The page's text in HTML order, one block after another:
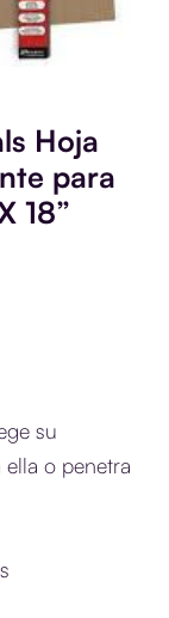
Hoja
para
18”
su
o penetra